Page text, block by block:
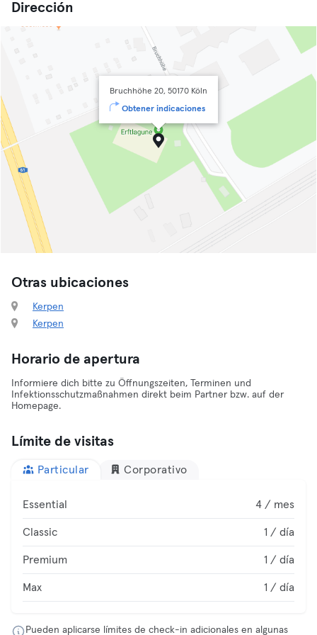
Dirección
Bruchhöhe 20, 50170 Köln
Obtener indicaciones
Otras ubicaciones
Kerpen
Kerpen
Horario de apertura
Informiere dich bitte zu Öffnungszeiten, Terminen und
Infektionsschutzmaßnahmen direkt beim Partner bzw. auf der
Homepage.
Límite de visitas
Particular Corporativo
Essential 4 / mes
Classic 1 / día
Premium 1 / día
Max 1 / día
Pueden aplicarse límites de check-in adicionales en algunas